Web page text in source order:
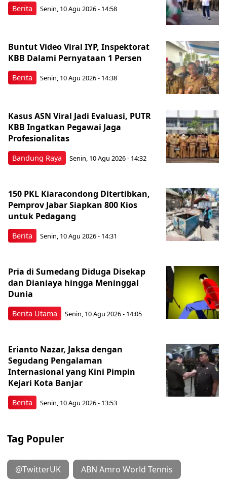
Berita Senin, 10 Agu 2026 - 14:58
Berita
Buntut Video Viral IYP, Inspektorat
KBB Dalami Pernyataan 1 Persen
Senin, 10 Agu 2026 - 14:38
Bandung Raya
Kasus ASN Viral Jadi Evaluasi, PUTR
KBB Ingatkan Pegawai Jaga
Profesionalitas
Senin, 10 Agu 2026 - 14:32
Berita
150 PKL Kiaracondong Ditertibkan,
Pemprov Jabar Siapkan 800 Kios
untuk Pedagang
Senin, 10 Agu 2026 - 14:31
Berita Utama
Pria di Sumedang Diduga Disekap
dan Dianiaya hingga Meninggal
Dunia
Senin, 10 Agu 2026 - 14:05
Berita
Erianto Nazar, Jaksa dengan
Segudang Pengalaman
Internasional yang Kini Pimpin
Kejari Kota Banjar
Senin, 10 Agu 2026 - 13:53
Tag Populer
@TwitterUK ABN Amro World Tennis